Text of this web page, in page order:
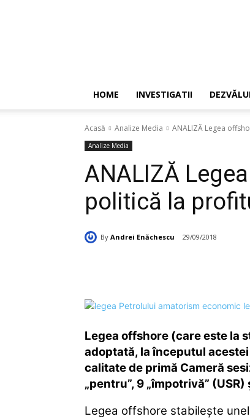
HOME INVESTIGATII
Acasă Analize Media ANALIZĂ Legea
Analize Media
ANALIZĂ
politică la
By Andrei Enăchescu 29/09/2018
Legea offshore (care este la
adoptată, la începutul
calitate de primă Cameră
„pentru”, 9 „împotrivă”
Legea offshore stabileşte